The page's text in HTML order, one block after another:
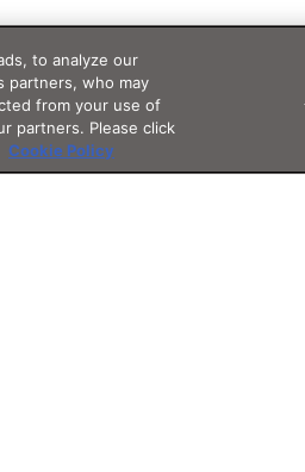
to analyze our
partners, who may
from your use of
partners. Please click
Cookie Policy